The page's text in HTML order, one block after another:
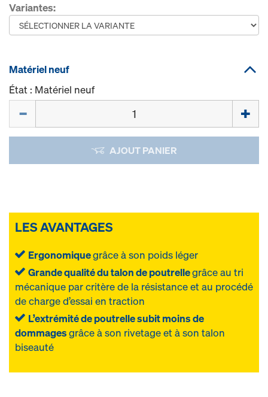
Variantes:
Matériel neuf
État : Matériel neuf
AJOUT PANIER
LES AVANTAGES
Ergonomiquegrâce à son poids léger
Grande qualité du talon de poutrellegrâce au tri
mécanique par critère de la résistance et au procédé
de charge d’essai en traction
L’extrémité de poutrelle subit moins de
dommagesgrâce à son rivetage et à son talon
biseauté